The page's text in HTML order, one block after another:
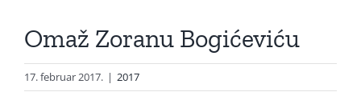
Omaž Zoranu Bogićeviću
17. februar 2017. | 2017